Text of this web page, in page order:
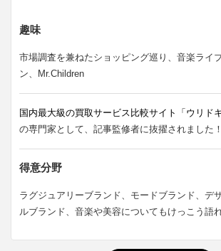
趣味
市場調査を兼ねたショッピング巡り、音楽ライ
ン、Mr.Children
国内最大級の買取サービス比較サイト「ウリドキ
の専門家として、記事監修者に抜擢されました！
得意分野
ラグジュアリーブランド、モードブランド、デ
ルブランド、音楽や美容についてもけっこう語